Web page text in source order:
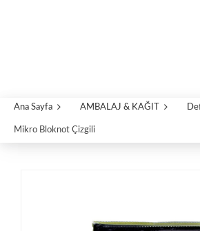
Ana Sayfa AMBALAJ & KAĞIT
Mikro Bloknot Çizgili